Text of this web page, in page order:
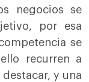
negocios se
por esa
se
recurren a
y una